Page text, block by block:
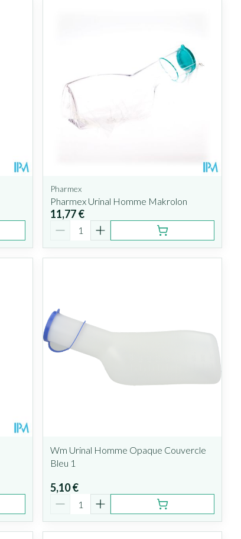
Pharmex
Pharmex Urinal Homme Makrolon
11,77 €
Quantité
Wm Urinal Homme Opaque Couvercle
Bleu 1
5,10 €
Quantité